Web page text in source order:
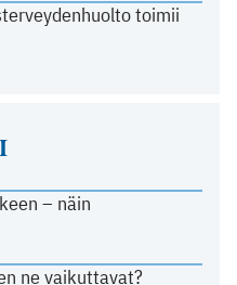
toimii
– näin
ne vaikuttavat?